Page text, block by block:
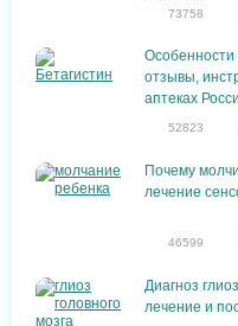
73758
отзывы,
аптеках
52823
Почему
лечение
46599
Диагноз
лечение и